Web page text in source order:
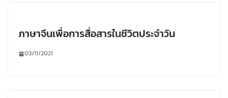
ภาษาจีนเพื่อการสื่อสารในชีวิตประจำวัน
03/11/2021